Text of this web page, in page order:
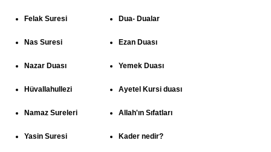
Felak Suresi
Nas Suresi
Nazar Duası
Hüvallahullezi
Namaz Sureleri
Yasin Suresi
Dua- Dualar
Ezan Duası
Yemek Duası
Ayetel Kursi duası
Allah'ın Sıfatları
Kader nedir?